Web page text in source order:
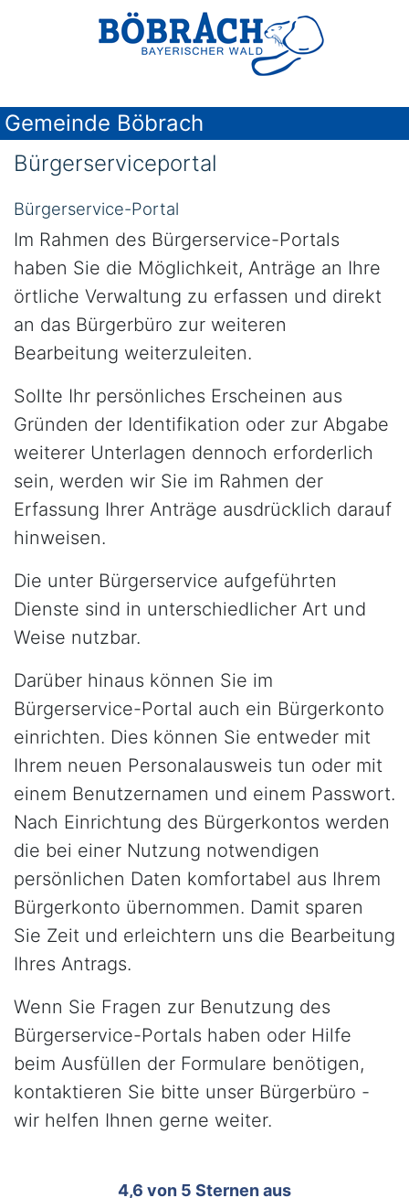
Gemeinde Böbrach
Bürgerserviceportal
Bürgerservice-Portal
Im Rahmen des Bürgerservice-Portals
haben Sie die Möglichkeit, Anträge an Ihre
örtliche Verwaltung zu erfassen und direkt
an das Bürgerbüro zur weiteren
Bearbeitung weiterzuleiten.
Sollte Ihr persönliches Erscheinen aus
Gründen der Identifikation oder zur Abgabe
weiterer Unterlagen dennoch erforderlich
sein, werden wir Sie im Rahmen der
Erfassung Ihrer Anträge ausdrücklich darauf
hinweisen.
Die unter Bürgerservice aufgeführten
Dienste sind in unterschiedlicher Art und
Weise nutzbar.
Darüber hinaus können Sie im
Bürgerservice-Portal auch ein Bürgerkonto
einrichten. Dies können Sie entweder mit
Ihrem neuen Personalausweis tun oder mit
einem Benutzernamen und einem Passwort.
Nach Einrichtung des Bürgerkontos werden
die bei einer Nutzung notwendigen
persönlichen Daten komfortabel aus Ihrem
Bürgerkonto übernommen. Damit sparen
Sie Zeit und erleichtern uns die Bearbeitung
Ihres Antrags.
Wenn Sie Fragen zur Benutzung des
Bürgerservice-Portals haben oder Hilfe
beim Ausfüllen der Formulare benötigen,
kontaktieren Sie bitte unser Bürgerbüro -
wir helfen Ihnen gerne weiter.